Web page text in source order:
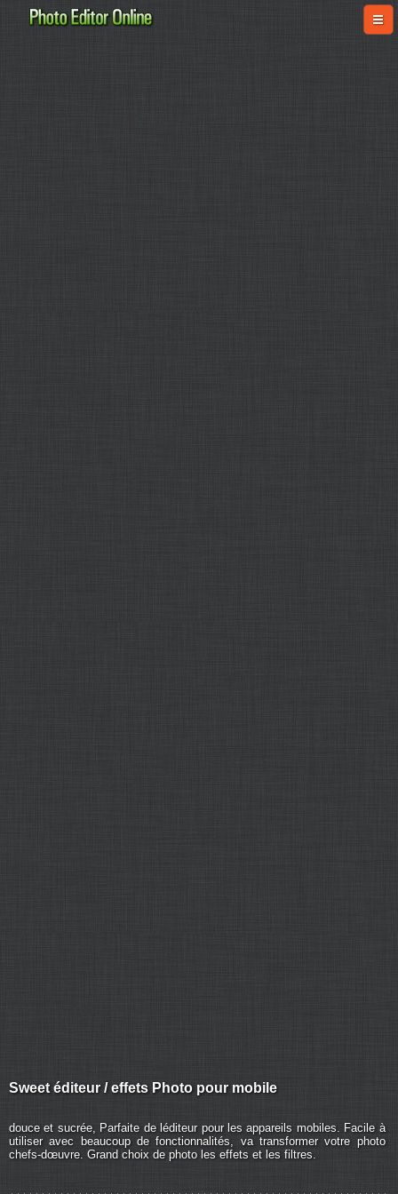
Sweet éditeur / effets Photo pour mobile
douce et sucrée, Parfaite de léditeur pour les appareils mobiles. Facile à
utiliser avec beaucoup de fonctionnalités, va transformer votre photo
chefs-dœuvre. Grand choix de photo les effets et les filtres.